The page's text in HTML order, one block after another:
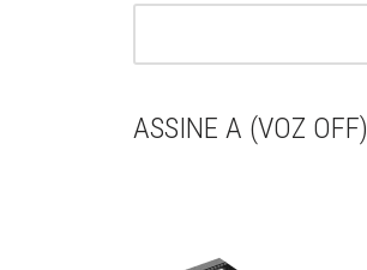
ASSINE A (VOZ OFF)